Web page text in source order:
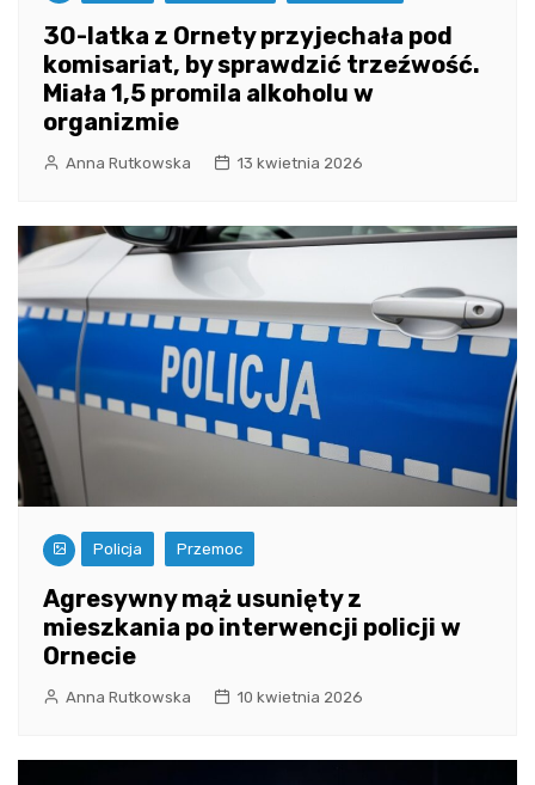
30-latka z Ornety przyjechała pod
komisariat, by sprawdzić trzeźwość.
Miała 1,5 promila alkoholu w
organizmie
Anna Rutkowska 13 kwietnia 2026
Policja Przemoc
Agresywny mąż usunięty z
mieszkania po interwencji policji w
Ornecie
Anna Rutkowska 10 kwietnia 2026